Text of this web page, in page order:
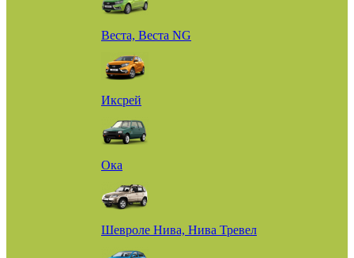
Веста, Веста NG
Иксрей
Ока
Шевроле Нива, Нива Тревел